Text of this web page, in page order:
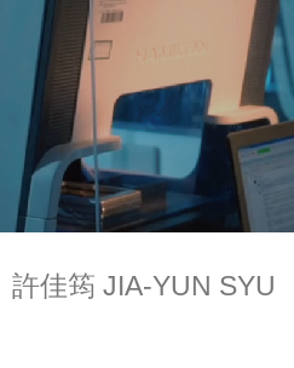
許佳筠 JIA-YUN SYU